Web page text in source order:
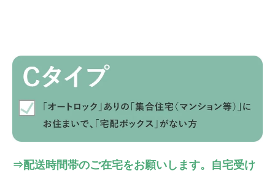
⇒配送時間帯のご在宅をお願いします。自宅受け